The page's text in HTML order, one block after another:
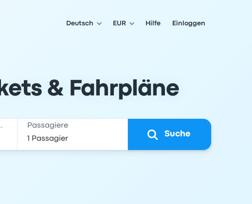
Deutsch EUR Hilfe Einloggen
& Fahrpläne
Passagiere
Suche